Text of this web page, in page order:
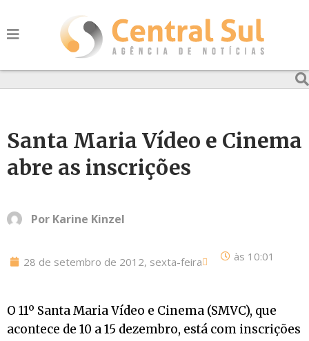
Santa Maria Vídeo e Cinema
abre as inscrições
Por Karine Kinzel
28 de setembro de 2012, sexta-feira às 10:01
O 11º Santa Maria Vídeo e Cinema (SMVC), que
acontece de 10 a 15 dezembro, está com inscrições